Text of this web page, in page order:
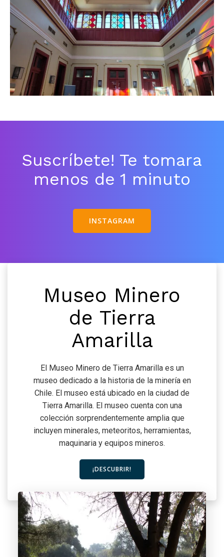
Suscríbete! Te tomara
menos de 1 minuto
INSTAGRAM
Museo Minero
de Tierra
Amarilla
El Museo Minero de Tierra Amarilla es un
museo dedicado a la historia de la minería en
Chile. El museo está ubicado en la ciudad de
Tierra Amarilla. El museo cuenta con una
colección sorprendentemente amplia que
incluyen minerales, meteoritos, herramientas,
maquinaria y equipos mineros.
¡DESCUBRIR!